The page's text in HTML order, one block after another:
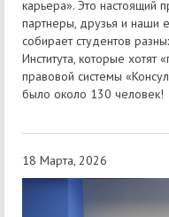
карьера». Это настоящий
партнеры, друзья и наши
собирает студентов
Института, которые хотят
правовой системы
было около 130 человек!
18 Марта, 2026